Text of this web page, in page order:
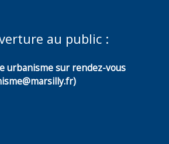
au public :
urbanisme sur rendez-vous